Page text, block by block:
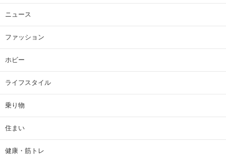
ニュース
ファッション
ホビー
ライフスタイル
乗り物
住まい
健康・筋トレ